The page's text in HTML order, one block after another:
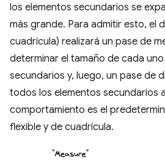
los elementos secundarios se
más grande. Para admitir esto, el
cuadrícula) realizará un pase de
determinar el tamaño de cada
secundarios y, luego, un pase de
todos los elementos secundarios
comportamiento es el
flexible y de cuadrícula.